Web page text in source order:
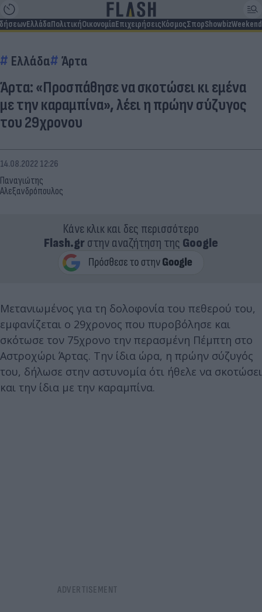
ΕλλάδαΠολιτικήΟικονομίαΕπιχειρήσειςΚόσμοςΣπορShowbizWeekend
Ελλάδα Άρτα
Άρτα: «Προσπάθησε να σκοτώσει κι εμένα
με την καραμπίνα», λέει η πρώην σύζυγος
του 29χρονου
Παναγιώτης
Αλεξανδρόπουλος
14.08.2022 12:26
Κάνε κλικ και δες περισσότερο
Flash.grστην αναζήτηση της Google
Mετανιωμένος για τη δολοφονία του πεθερού του,
εμφανίζεται ο 29χρονος που πυροβόλησε και
σκότωσε τον 75χρονο την περασμένη Πέμπτη στο
Αστροχώρι Άρτας. Την ίδια ώρα, η πρώην σύζυγός
του, δήλωσε στην αστυνομία ότι ήθελε να σκοτώσει
και την ίδια με την καραμπίνα.